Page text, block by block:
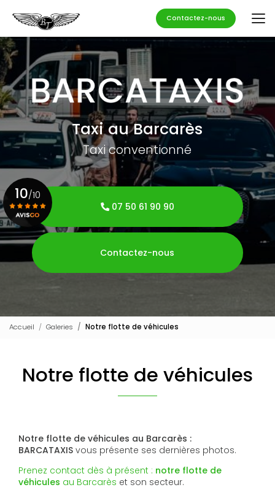
contenu
principal
Contactez-nous
Taxi au Barcarès
Taxi conventionné
07 50 61 90 90
Contactez-nous
10/10
Voir le certificat
Accueil Galeries Notre flotte de véhicules
Notre flotte de véhicules
Notre flotte de véhicules au Barcarès :
BARCATAXIS vous présente ses dernières photos.
Prenez contact dès à présent : notre flotte de
véhicules au Barcarès et son secteur.